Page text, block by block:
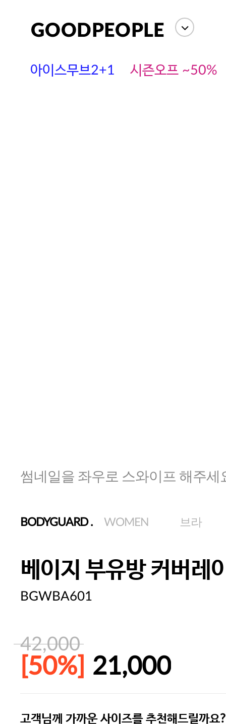
아이스무브2+1 시즌오프 ~50%
썸네일을 좌우로 스와이프 해주세
BODYGUARD. WOMEN 브라
베이지 부유방 커버레
BGWBA601
42,000
[50%] 21,000
고객님께 가까운 사이즈를 추천해드릴까요?